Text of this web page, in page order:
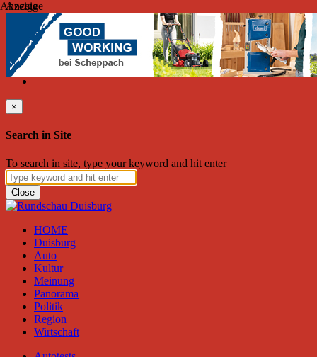
Samstag, August 08, 2026
Friend on Facebook Follow on Twitter Subscribe to RSS
Search
×
Search in Site
To search in site, type your keyword and hit enter
Close
HOME
Duisburg
Auto
Kultur
Meinung
Panorama
Politik
Region
Wirtschaft
Anzeige
Anzeige